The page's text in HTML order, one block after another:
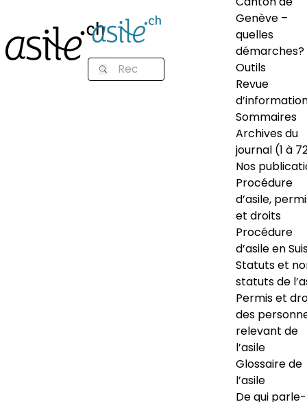
Genève –
quelles
démarches?
Outils
Revue
Sommaires
Archives du
journal (1 à
Nos
Procédure
d’asile,
et droits
Procédure
d’asile en
Statuts et
statuts de
Permis et
des
relevant de
l’asile
Glossaire de
l’asile
De qui